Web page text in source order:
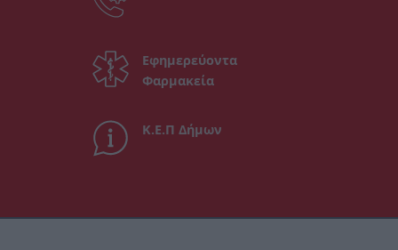
Εφημερεύοντα
Φαρμακεία
Κ.Ε.Π Δήμων